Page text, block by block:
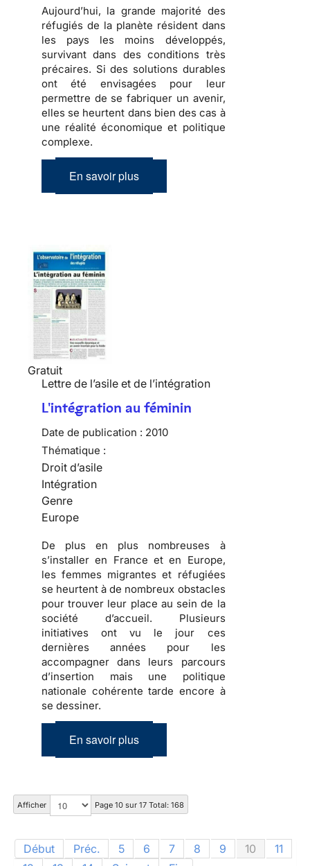
Aujourd’hui, la grande majorité des
réfugiés de la planète résident dans
les pays les moins développés,
survivant dans des conditions très
précaires. Si des solutions durables
ont été envisagées pour leur
permettre de se fabriquer un avenir,
elles se heurtent dans bien des cas à
une réalité économique et politique
complexe.
En savoir plus
Gratuit
Lettre de l’asile et de l’intégration
L'intégration au féminin
Date de publication : 2010
Thématique :
Droit d’asile
Intégration
Genre
Europe
De plus en plus nombreuses à
s’installer en France et en Europe,
lesfemmes migrantes et réfugiées
se heurtent à de nombreux obstacles
pour trouver leur place au sein de la
société d’accueil. Plusieurs
initiatives ont vu le jour ces
dernières années pour les
accompagner dans leurs parcours
d’insertion mais une politique
nationale cohérente tarde encore à
se dessiner.
En savoir plus
Afficher Page 10 sur 17 Total: 168
Début Préc. 5 6 7 8 9 10
11